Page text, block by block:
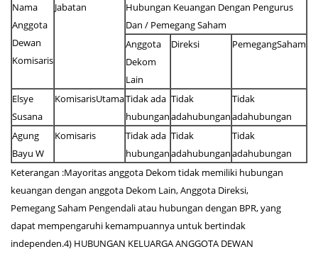
Nama
Anggota
Dewan
Komisaris
Jabatan
Hubungan Keuangan Dengan Pengurus
Dan / Pemegang Saham
Anggota
Dekom
Lain
Direksi PemegangSaham
Elsye
Susana
KomisarisUtamaTidak ada
hubungan
Tidak
adahubungan
Tidak
adahubungan
Agung
Bayu W
Komisaris
Tidak ada
hubungan
Tidak
adahubungan
Tidak
adahubungan
Keterangan :Mayoritas anggota Dekom tidak memiliki hubungan
keuangan dengan anggota Dekom Lain, Anggota Direksi,
Pemegang Saham Pengendali atau hubungan dengan BPR, yang
dapat mempengaruhi kemampuannya untuk bertindak
independen.4) HUBUNGAN KELUARGA ANGGOTA DEWAN